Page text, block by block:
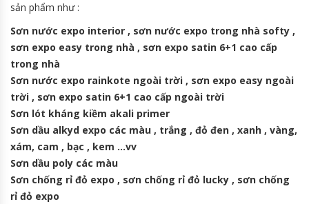
sản phẩm như :
Sơn nước expo interior , sơn nước expo trong nhà softy ,
sơn expo easy trong nhà , sơn expo satin 6+1 cao cấp
trong nhà
Sơn nước expo rainkote ngoài trời , sơn expo easy ngoài
trời , sơn expo satin 6+1 cao cấp ngoài trời
Sơn lót kháng kiềm akali primer
Sơn dầu alkyd expo các màu , trắng , đỏ đen , xanh , vàng,
xám, cam , bạc , kem …vv
Sơn dầu poly các màu
Sơn chống rỉ đỏ expo , sơn chống rỉ đỏ lucky , sơn chống
rỉ đỏ expo